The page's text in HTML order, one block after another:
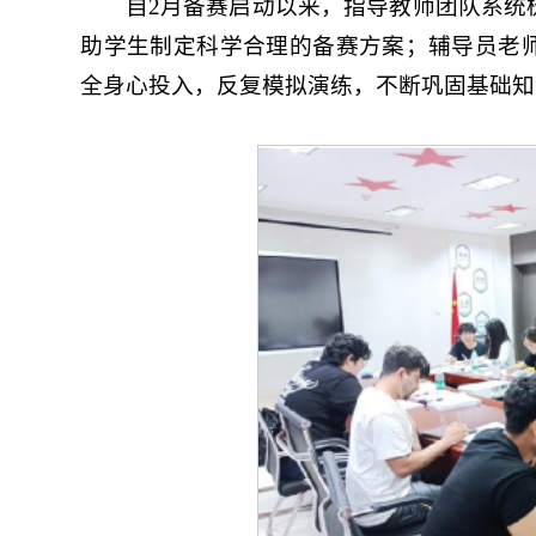
自2月备赛启动以来，指导教师团队系
助学生制定科学合理的备赛方案；辅导员老
全身心投入，反复模拟演练，不断巩固基础